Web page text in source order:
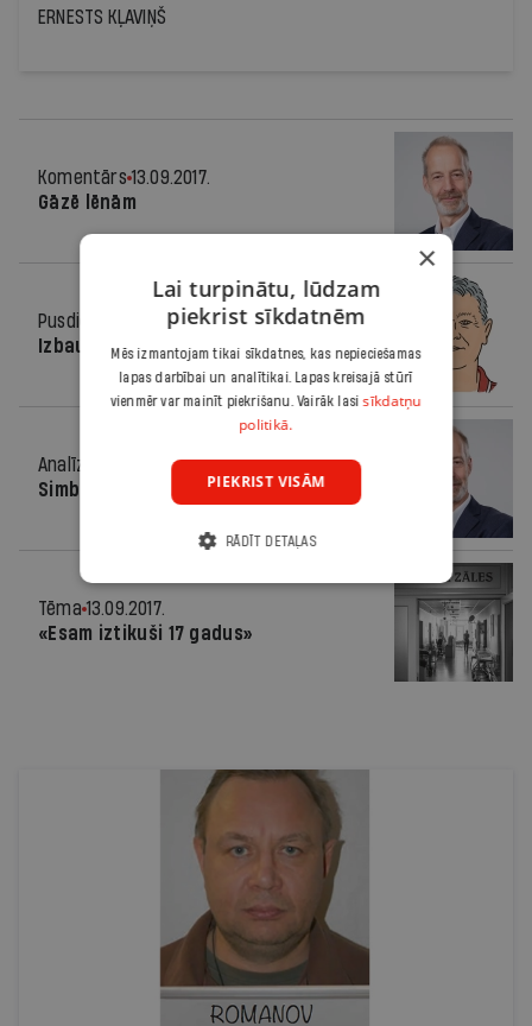
ERNESTS KĻAVIŅŠ
Komentārs 13.09.2017.
Gāzē lēnām
Pusdienās
13.09.2017.
Izbaudu procesu
Analīze
13.09.2017.
Simbolisks solis
Tēma 13.09.2017.
«Esam iztikuši 17 gadus»
×
Lai turpinātu, lūdzam
piekrist sīkdatnēm
Mēs izmantojam tikai sīkdatnes, kas nepieciešamas
lapas darbībai un analītikai. Lapas kreisajā stūrī
vienmēr var mainīt piekrišanu. Vairāk lasisīkdatņu
politikā.
PIEKRIST VISĀM
RĀDĪT DETAĻAS